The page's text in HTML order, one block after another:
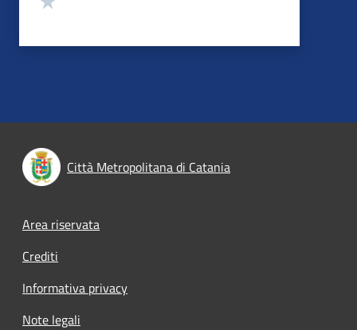
Città Metropolitana di Catania
Footer menu
Area riservata
Crediti
Informativa privacy
Note legali